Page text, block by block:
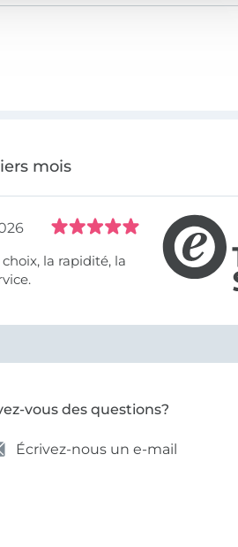
mois
vous des questions?
Écrivez-nous un e-mail